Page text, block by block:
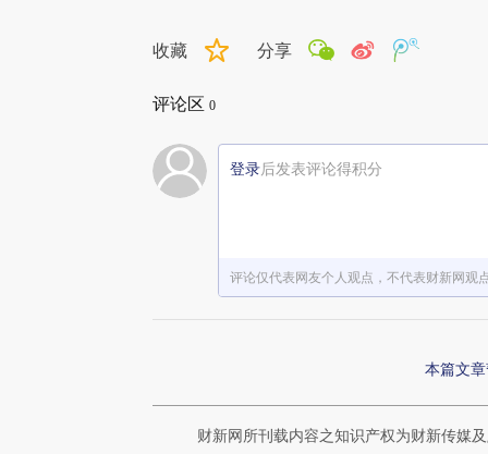
收藏 分享
评论区 0
登录后发表评论得积分
评论仅代表网友个人观点，不代表财新网观
本篇文
财新网所刊载内容之知识产权为财新传媒